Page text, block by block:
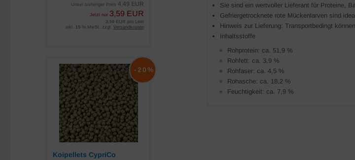
Sie sind ein wertvoller Lieferant für Proteine,
Gefriergetrocknete rote Mückenlarven sind
Hinweis zur Lieferung: Transportbedingt
Inhaltsstoffe
Rohprotein: ca. 51,9 %
Rohfett: ca. 3,9 %
Rohfaser: ca. 4,5 %
Rohasche: ca. 18,2 %
Feuchtigkeit: ca. 7,9 %
Unser bisheriger Preis 4,49 EUR
Jetzt nur 3,59 EUR
3,59 EUR pro Liter
inkl. 19 % MwSt. zzgl. Versandkosten
Koipellets CypriCo
-20%